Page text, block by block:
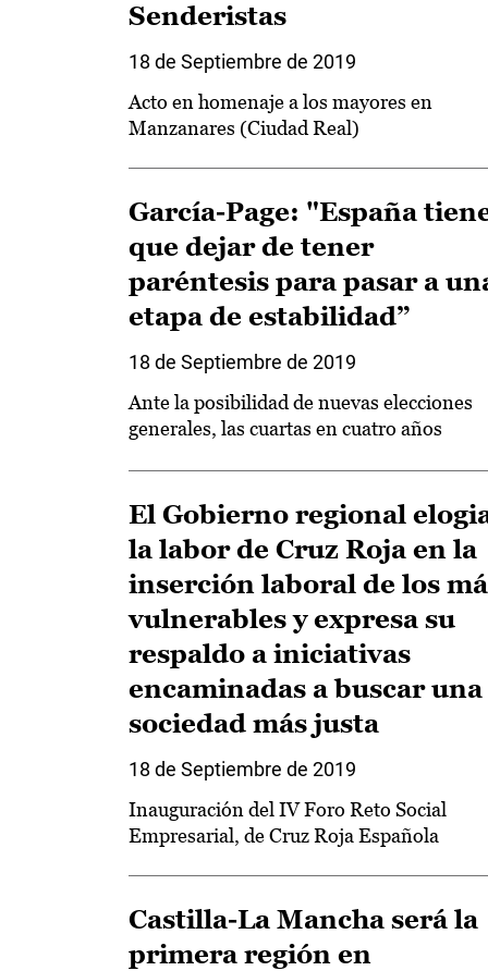
Senderistas
18 de Septiembre de 2019
Acto en homenaje a los mayores en
Manzanares (Ciudad Real)
García-Page: "España
que dejar de tener
paréntesis para pasar a
etapa de estabilidad”
18 de Septiembre de 2019
Ante la posibilidad de nuevas elecciones
generales, las cuartas en cuatro años
El Gobierno regional
la labor de Cruz Roja en la
inserción laboral de los
vulnerables y expresa su
respaldo a iniciativas
encaminadas a buscar una
sociedad más justa
18 de Septiembre de 2019
Inauguración del IV Foro Reto Social
Empresarial, de Cruz Roja Española
Castilla-La Mancha será la
primera región en